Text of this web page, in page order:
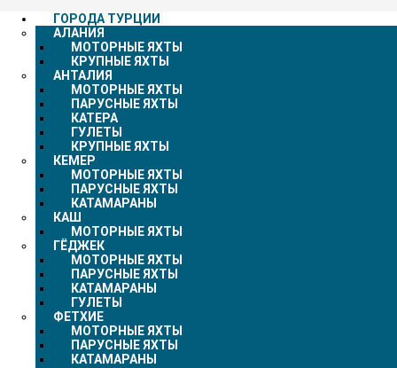
ГОРОДА ТУРЦИИ
АЛАНИЯ
МОТОРНЫЕ ЯХТЫ
КРУПНЫЕ ЯХТЫ
АНТАЛИЯ
МОТОРНЫЕ ЯХТЫ
ПАРУСНЫЕ ЯХТЫ
КАТЕРА
ГУЛЕТЫ
КРУПНЫЕ ЯХТЫ
КЕМЕР
МОТОРНЫЕ ЯХТЫ
ПАРУСНЫЕ ЯХТЫ
КАТАМАРАНЫ
КАШ
МОТОРНЫЕ ЯХТЫ
ГЁДЖЕК
МОТОРНЫЕ ЯХТЫ
ПАРУСНЫЕ ЯХТЫ
КАТАМАРАНЫ
ГУЛЕТЫ
ФЕТХИЕ
МОТОРНЫЕ ЯХТЫ
ПАРУСНЫЕ ЯХТЫ
КАТАМАРАНЫ